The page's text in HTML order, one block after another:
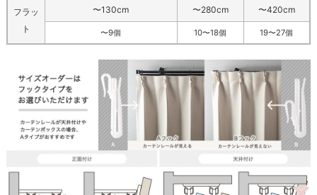
フラッ
ト
〜130cm 〜280cm 〜420cm
〜9個 10〜18個 19〜27個